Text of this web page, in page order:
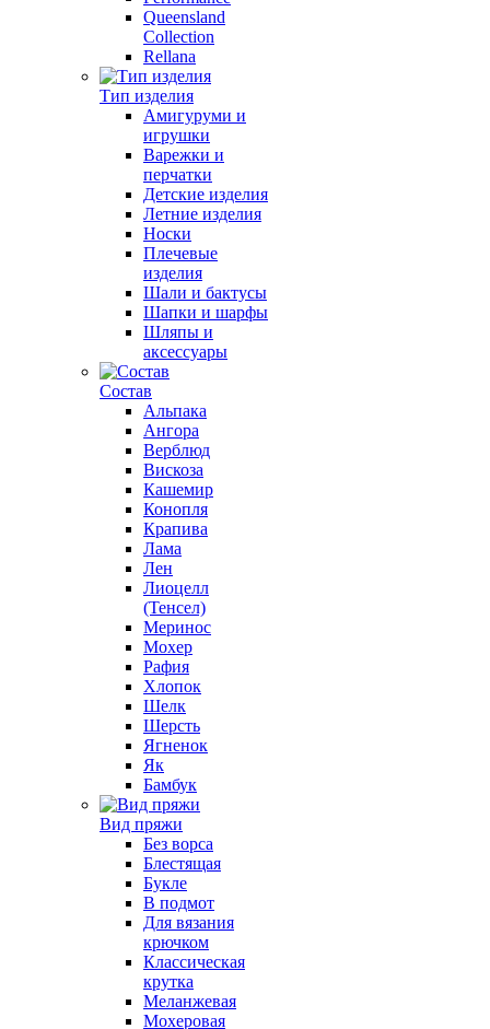
Queensland
Collection
Rellana
Тип изделия
Амигуруми и
игрушки
Варежки и
перчатки
Детские изделия
Летние изделия
Носки
Плечевые
изделия
Шали и бактусы
Шапки и шарфы
Шляпы и
аксессуары
Состав
Альпака
Ангора
Верблюд
Вискоза
Кашемир
Конопля
Крапива
Лама
Лен
Лиоцелл
(Тенсел)
Меринос
Мохер
Рафия
Хлопок
Шелк
Шерсть
Ягненок
Як
Бамбук
Вид пряжи
Без ворса
Блестящая
Букле
В подмот
Для вязания
крючком
Классическая
крутка
Меланжевая
Мохеровая